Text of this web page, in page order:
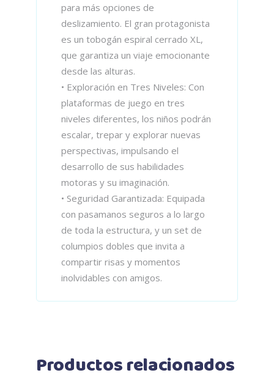
para más opciones de
deslizamiento. El gran protagonista
es un tobogán espiral cerrado XL,
que garantiza un viaje emocionante
desde las alturas.
• Exploración en Tres Niveles: Con
plataformas de juego en tres
niveles diferentes, los niños podrán
escalar, trepar y explorar nuevas
perspectivas, impulsando el
desarrollo de sus habilidades
motoras y su imaginación.
• Seguridad Garantizada: Equipada
con pasamanos seguros a lo largo
de toda la estructura, y un set de
columpios dobles que invita a
compartir risas y momentos
inolvidables con amigos.
Productos relacionados